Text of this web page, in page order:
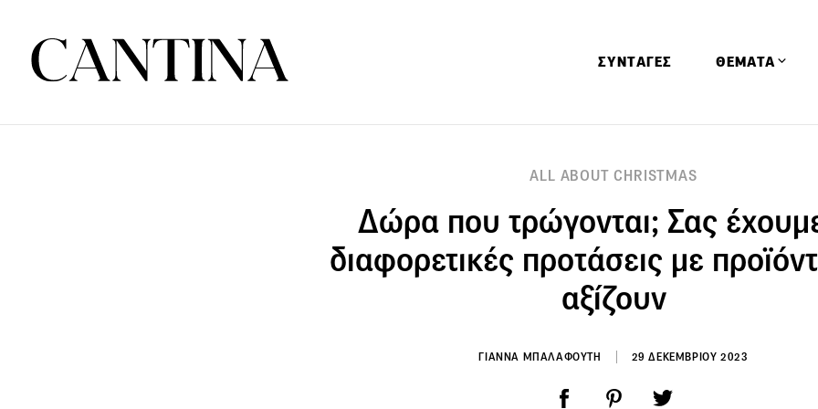
ΣΥΝΤΑΓΕΣ ΘΕΜΑΤΑ
Ειδήσεις
Έρευνες
ALL ABOUT CHRISTMAS
Δώρα που τρώγονται; Σας
διαφορετικές προτάσεις με
αξίζουν
ΓΙΑΝΝΑ ΜΠΑΛΑΦΟΥΤΗ 29 ΔΕΚΕΜΒΡΙΟΥ 2023